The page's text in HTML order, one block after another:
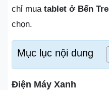
chỉ mua tablet ở Bến Tre
chọn.
Mục lục nội dung
Điện Máy Xanh